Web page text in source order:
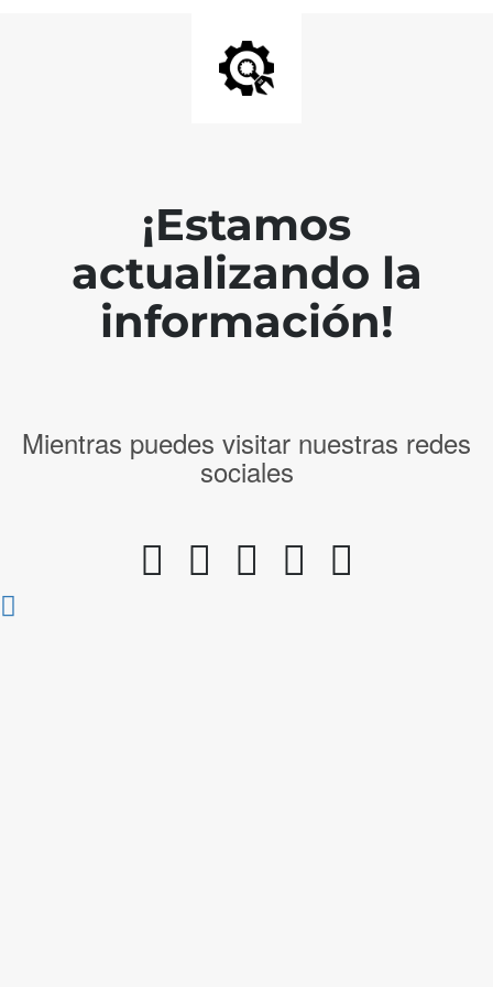
¡Estamos
actualizando la
información!
Mientras puedes visitar nuestras redes
sociales